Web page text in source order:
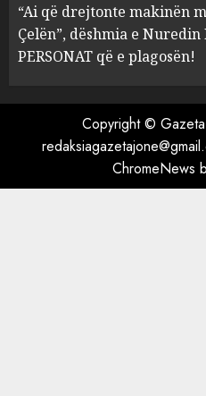
4 MARCH
ngjau
flet për
“Ai që drejtonte makinën
Çelën”, dëshmia e
PERSONAT që e plagosën!
Copyright ©
ChromeNews